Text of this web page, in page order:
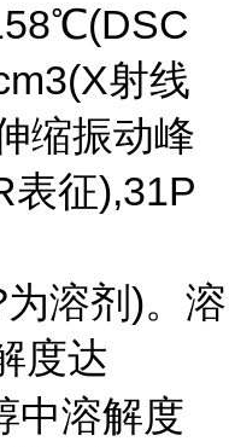
射线
缩振动峰
表征),31P
溶剂)。溶
度达
中溶解度